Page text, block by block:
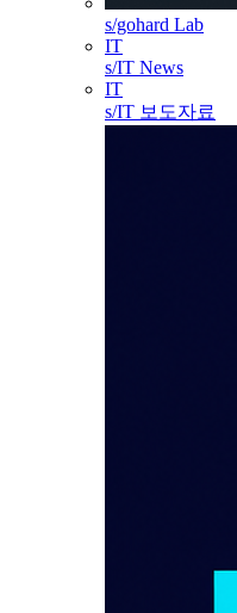
s/gohard Lab
IT
s/IT News
IT
s/IT 보도자료